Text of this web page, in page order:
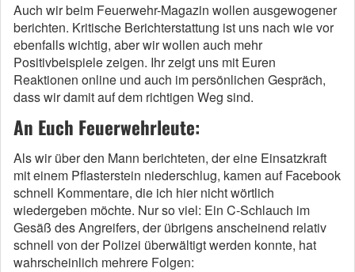
Auch wir beim Feuerwehr-Magazin wollen ausgewogener
berichten. Kritische Berichterstattung ist uns nach wie vor
ebenfalls wichtig, aber wir wollen auch mehr
Positivbeispiele zeigen. Ihr zeigt uns mit Euren
Reaktionen online und auch im persönlichen Gespräch,
dass wir damit auf dem richtigen Weg sind.
An Euch Feuerwehrleute:
Als wir über den Mann berichteten, der eine Einsatzkraft
mit einem Pflasterstein niederschlug, kamen auf Facebook
schnell Kommentare, die ich hier nicht wörtlich
wiedergeben möchte. Nur so viel: Ein C-Schlauch im
Gesäß des Angreifers, der übrigens anscheinend relativ
schnell von der Polizei überwältigt werden konnte, hat
wahrscheinlich mehrere Folgen: